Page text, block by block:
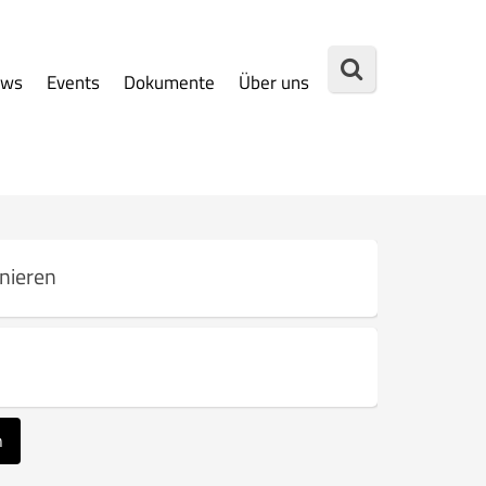
Events Dokumente Über uns